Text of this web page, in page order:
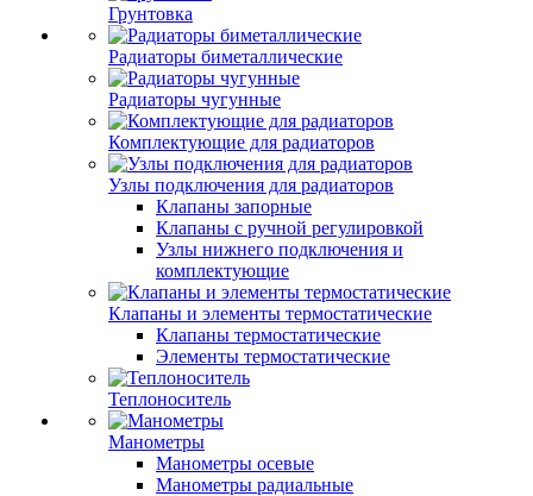
Грунтовка
Радиаторы биметаллические
Радиаторы чугунные
Комплектующие для радиаторов
Узлы подключения для радиаторов
Клапаны запорные
Клапаны с ручной регулировкой
Узлы нижнего подключения и
комплектующие
Клапаны и элементы термостатические
Клапаны термостатические
Элементы термостатические
Теплоноситель
Манометры
Манометры осевые
Манометры радиальные